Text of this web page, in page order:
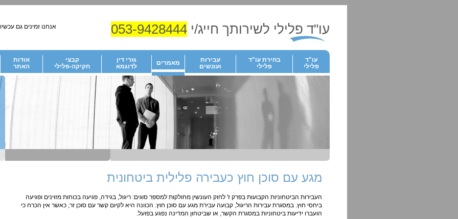
עו"ד פלילי לשירותך חייג/י 053-9428444 אנחנו זמינים גם
עו"ד
פלילי
בחירת עו"ד
פלילי
עבירות
ועונשים
מאמרים
גזרי דין
לדוגמא
קבצי
חקיקה-פלילי
אודות
האתר
מגע עם סוכן חוץ כעבירה פלילית ביטחונית
העבירות הביטחוניות הקבועות בפרק ז' לחוק העונשין מחולקות למספר סוגים: ריגול, בגידה, פגיעה בכוחות מזוינים ופגיעה
ביחסי חוץ. במסגרת עבירות הריגול, קבועה עבירת מגע עם סוכן חוץ. הכוונה היא לקיום קשר עם סוכן זר, כאשר אין הכרח כי
הועברו ידיעות ביטחוניות במסגרת הקשר, או שביטחון המדינה נפגע בפועל.